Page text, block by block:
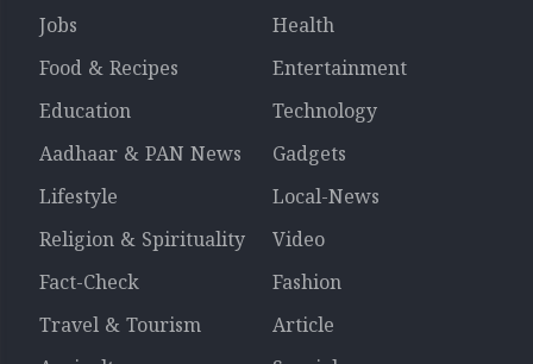
Jobs
Health
Food & Recipes
Entertainment
Education
Technology
Aadhaar & PAN News
Gadgets
Lifestyle
Local-News
Religion & Spirituality
Video
Fact-Check
Fashion
Travel & Tourism
Article